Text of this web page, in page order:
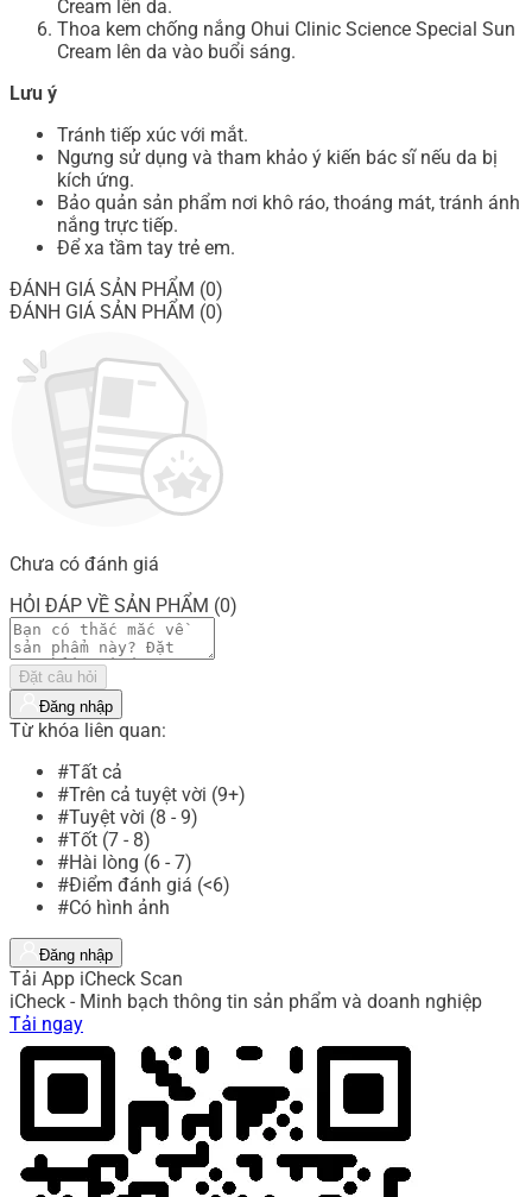
Cream lên da.
Thoa kem chống nắng Ohui Clinic Science Special Sun
Cream lên da vào buổi sáng.
Lưu ý
Tránh tiếp xúc với mắt.
Ngưng sử dụng và tham khảo ý kiến bác sĩ nếu da bị
kích ứng.
Bảo quản sản phẩm nơi khô ráo, thoáng mát, tránh ánh
nắng trực tiếp.
Để xa tầm tay trẻ em.
ĐÁNH GIÁ SẢN PHẨM (0)
ĐÁNH GIÁ SẢN PHẨM (0)
Chưa có đánh giá
HỎI ĐÁP VỀ SẢN PHẨM (0)
Đặt câu hỏi
Đăng nhập
Từ khóa liên quan:
#Tất cả
#Trên cả tuyệt vời (9+)
#Tuyệt vời (8 - 9)
#Tốt (7 - 8)
#Hài lòng (6 - 7)
#Điểm đánh giá (<6)
#Có hình ảnh
Đăng nhập
Tải App iCheck Scan
iCheck - Minh bạch thông tin sản phẩm và doanh nghiệp
Tải ngay